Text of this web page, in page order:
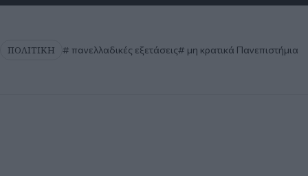
ΠΟΛΙΤΙΚΗ πανελλαδικές εξετάσεις μη κρατικά Πανεπιστήμια